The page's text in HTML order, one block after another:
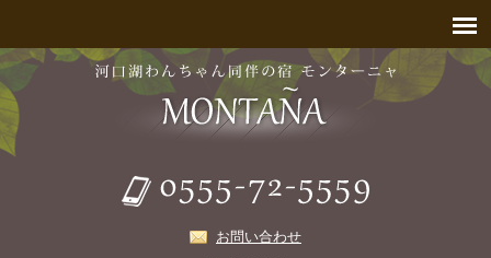
お問い合わせ